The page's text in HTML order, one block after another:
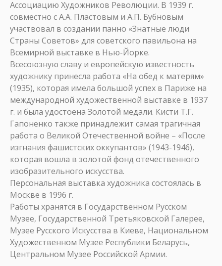
Ассоциацию Художников Революции. В 1939 г.
совместно с А.А. Пластовым и А.П. Бубновым
участвовал в создании панно «Знатные люди
Страны Советов» для советского павильона на
Всемирной выставке в Нью-Йорке.
Всесоюзную славу и европейскую известность
художнику принесла работа «На обед к матерям»
(1935), которая имела большой успех в Париже на
международной художественной выставке в 1937
г. и была удостоена Золотой медали. Кисти Т.Г.
Гапоненко также принадлежит самая трагичная
работа о Великой Отечественной войне – «После
изгнания фашистских оккупантов» (1943-1946),
которая вошла в золотой фонд отечественного
изобразительного искусства.
Персональная выставка художника состоялась в
Москве в 1996 г.
Работы хранятся в Государственном Русском
Музее, Государственной Третьяковской Галерее,
Музее Русского Искусства в Киеве, Национальном
Художественном Музее Республики Беларусь,
Центральном Музее Российской Армии.